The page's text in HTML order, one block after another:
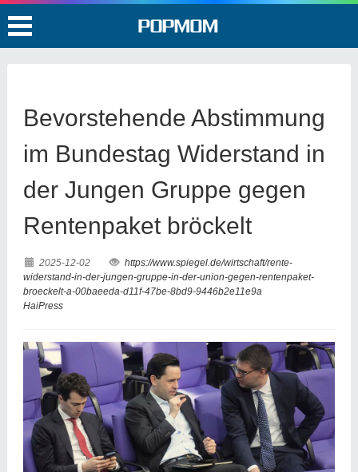
Bevorstehende Abstimmung
im Bundestag Widerstand in
der Jungen Gruppe gegen
Rentenpaket bröckelt
2025-12-02
https://www.spiegel.de/wirtschaft/rente-
widerstand-in-der-jungen-gruppe-in-der-union-gegen-rentenpaket-
broeckelt-a-00baeeda-d11f-47be-8bd9-9446b2e11e9a
HaiPress